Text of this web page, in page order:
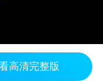
高清完整版